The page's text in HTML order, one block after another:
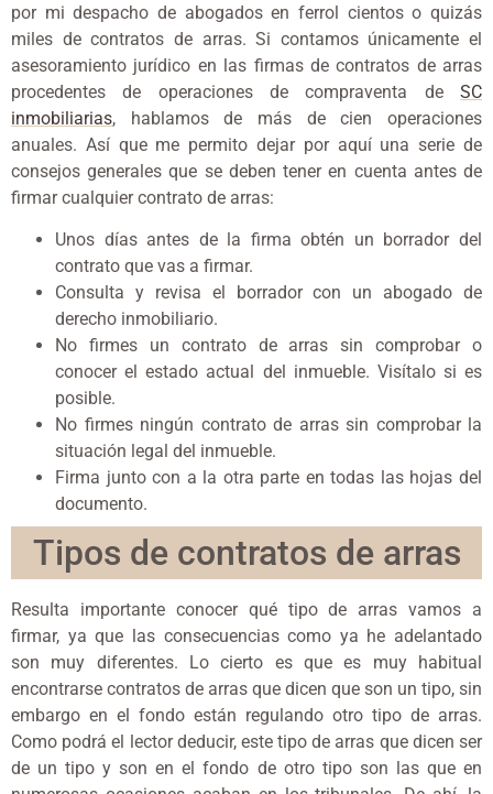
por mi despacho de abogados en ferrol cientos o quizás
miles de contratos de arras. Si contamos únicamente el
asesoramiento jurídico en las firmas de contratos de arras
procedentes de operaciones de compraventa de SC
inmobiliarias, hablamos de más de cien operaciones
anuales. Así que me permito dejar por aquí una serie de
consejos generales que se deben tener en cuenta antes de
firmar cualquier contrato de arras:
Unos días antes de la firma obtén un borrador del
contrato que vas a firmar.
Consulta y revisa el borrador con un abogado de
derecho inmobiliario.
No firmes un contrato de arras sin comprobar o
conocer el estado actual del inmueble. Visítalo si es
posible.
No firmes ningún contrato de arras sin comprobar la
situación legal del inmueble.
Firma junto con a la otra parte en todas las hojas del
documento.
Tipos de contratos de arras
Resulta importante conocer qué tipo de arras vamos a
firmar, ya que las consecuencias como ya he adelantado
son muy diferentes. Lo cierto es que es muy habitual
encontrarse contratos de arras que dicen que son un tipo, sin
embargo en el fondo están regulando otro tipo de arras.
Como podrá el lector deducir, este tipo de arras que dicen ser
de un tipo y son en el fondo de otro tipo son las que en